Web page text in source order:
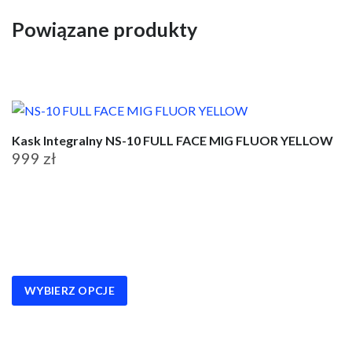
Powiązane produkty
Kask Integralny NS-10 FULL FACE MIG FLUOR YELLOW
999 zł
WYBIERZ OPCJE
wariantów.
Opcje